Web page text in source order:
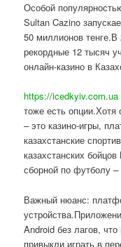
Особой
Sultan Cazino
50 миллионов тенге.В
рекордные 12 тысяч
онлайн-казино в
https://icedkyiv.com.ua
тоже есть опции.Хотя
– это казино-игры,
казахстанские
казахстанских
сборной по футболу –
Важный нюанс:
Android без лагов,
привыкли играть в